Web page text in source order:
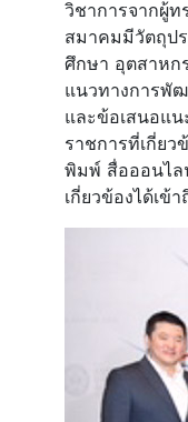
วิชาการจากผู้
สมาคมมีวัตถุป
ศึกษา อุตสาหก
แนวทางการพั
และข้อเสนอแ
ราชการที่เกี่ย
พิมพ์ สื่อออนไล
เกี่ยวข้องได้เ